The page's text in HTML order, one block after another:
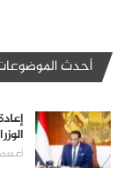
أحدث
أغسطس